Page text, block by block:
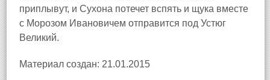
приплывут, и Сухона потечет вспять и щука вместе
с Морозом Ивановичем отправится под Устюг
Великий.
Материал создан: 21.01.2015